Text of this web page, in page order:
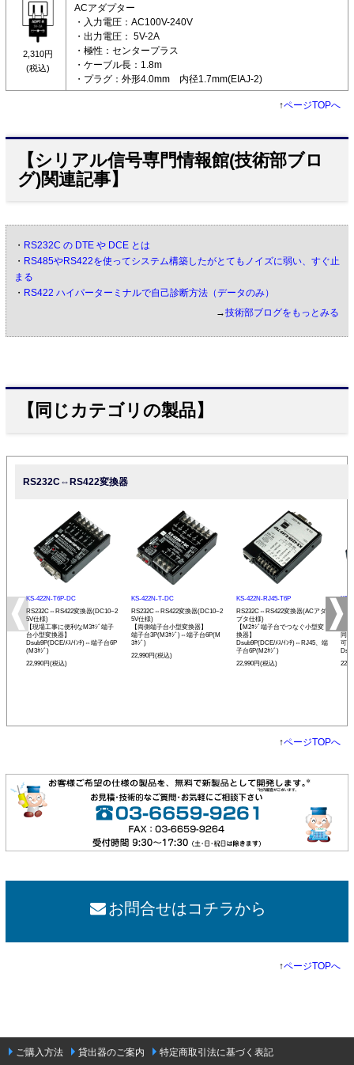
2,310円
(税込)
ACアダプター
・入力電圧：AC100V-240V
・出力電圧： 5V-2A
・極性：センタープラス
・ケーブル長：1.8m
・プラグ：外形4.0mm 内径1.7mm(EIAJ-2)
↑ページTOPへ
【シリアル信号専門情報館(技術部ブロ
グ)関連記事】
・ RS232C の DTE や DCE とは
・ RS485やRS422を使ってシステム構築したがとてもノイズに弱い、すぐ止
まる
・ RS422 ハイパーターミナルで自己診断方法（データのみ）
→技術部ブログをもっとみる
【同じカテゴリの製品】
RS232C⇔RS422変換器
KS-422N-T6P-DC
RS232C⇔RS422変換器(DC10~2
5V仕様)
【現場工事に便利なM3ﾈｼﾞ端子
台小型変換器】
Dsub9P(DCE/ﾒｽ/ｲﾝﾁ)⇔端子台6P
(M3ﾈｼﾞ)
22,990円(税込)
KS-422N-T-DC
RS232C⇔RS422変換器(DC10~2
5V仕様)
【両側端子台小型変換器】
端子台3P(M3ﾈｼﾞ)⇔端子台6P(M
3ﾈｼﾞ)
22,990円(税込)
KS-422N-RJ45-T6P
RS232C⇔RS422変換器(ACアダ
プタ仕様)
【M2ﾈｼﾞ端子台でつなぐ小型変
換器】
Dsub9P(DCE/ﾒｽ/ｲﾝﾁ)⇔RJ45、端
子台6P(M2ﾈｼﾞ)
22,990円(税込)
KS-
プ
同
可
↑ページTOPへ
お問合せはコチラから
↑ページTOPへ
ご購入方法 貸出器のご案内 特定商取引法に基づく表記